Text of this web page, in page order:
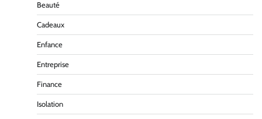
Beauté
Cadeaux
Enfance
Entreprise
Finance
Isolation